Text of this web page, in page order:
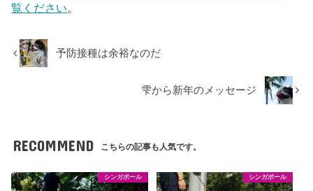
覧ください。
予防接種は余裕なのだ
雫から新年のメッセージ
RECOMMEND こちらの記事も人気です。
シンガポール シンガポール